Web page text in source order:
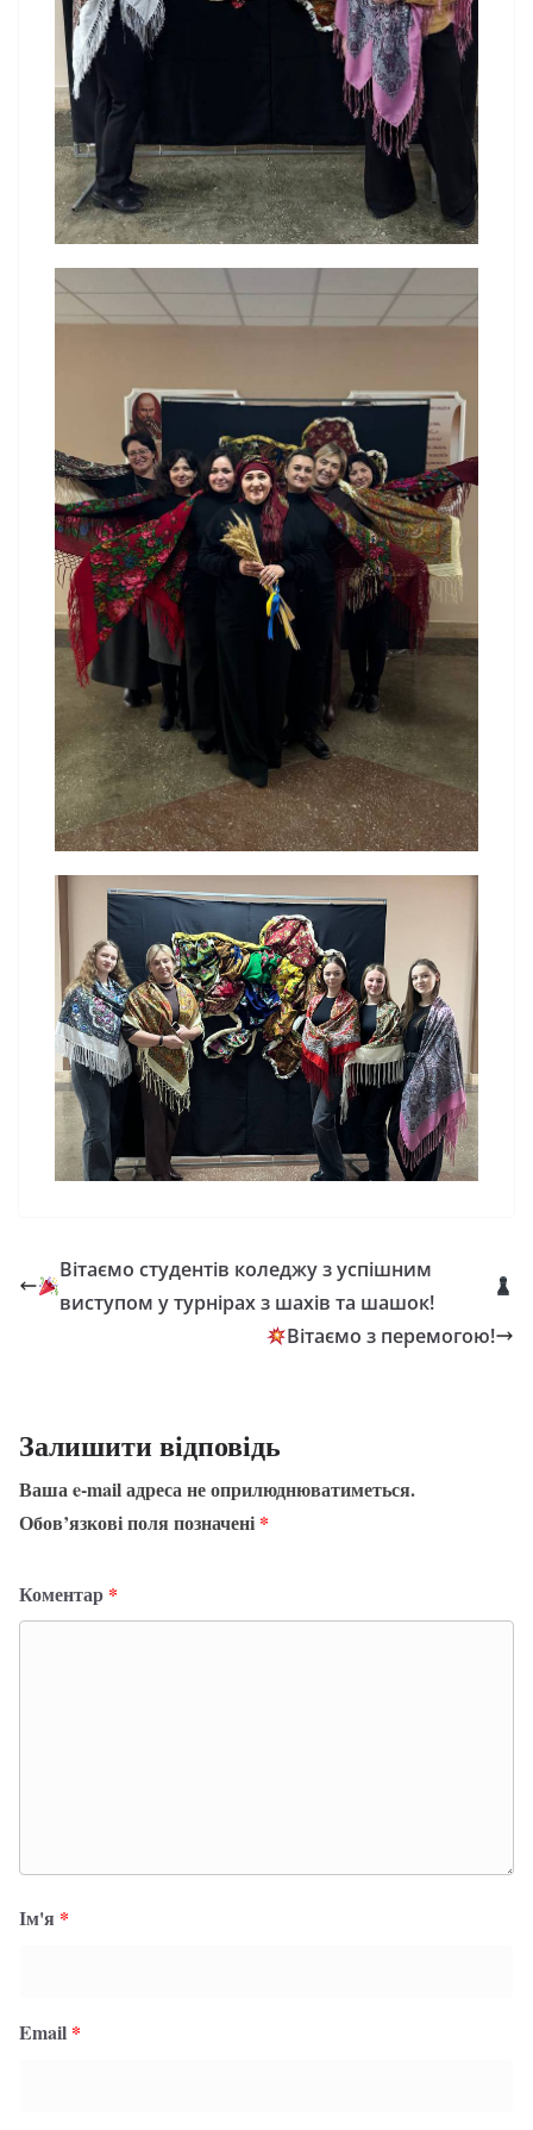
Вітаємо студентів коледжу з успішним
виступом у турнірах з шахів та шашок!
Вітаємо з перемогою!
Залишити відповідь
Ваша e-mail адреса не оприлюднюватиметься.
Обов’язкові поля позначені *
Коментар *
Ім'я *
Email *